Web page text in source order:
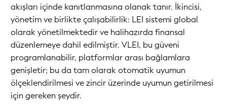
akışları içinde kanıtlanmasına olanak tanır. İkincisi,
yönetim ve birlikte çalışabilirlik: LEI sistemi global
olarak yönetilmektedir ve halihazırda finansal
düzenlemeye dahil edilmiştir. VLEI, bu güveni
programlanabilir, platformlar arası bağlamlara
genişletir; bu da tam olarak otomatik uyumun
ölçeklendirilmesi ve zincir üzerinde uyumun getirilmesi
için gereken şeydir.